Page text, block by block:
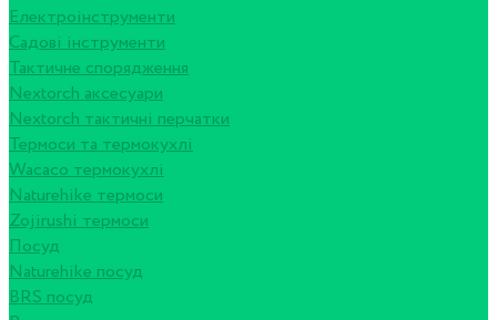
Електроінструменти
Садові інструменти
Тактичне спорядження
Nextorch аксесуари
Nextorch тактичні перчатки
Термоси та термокухлі
Wacaco термокухлі
Naturehike термоси
Zojirushi термоси
Посуд
Naturehike посуд
BRS посуд